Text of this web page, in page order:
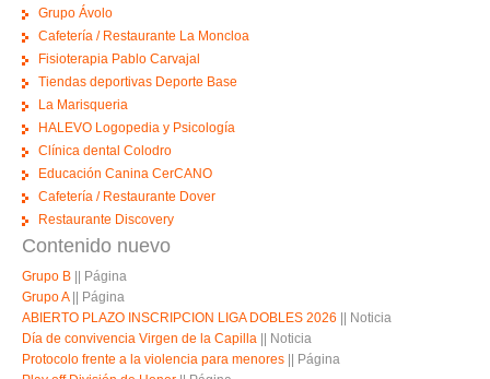
Grupo Ávolo
Cafetería / Restaurante La Moncloa
Fisioterapia Pablo Carvajal
Tiendas deportivas Deporte Base
La Marisqueria
HALEVO Logopedia y Psicología
Clínica dental Colodro
Educación Canina CerCANO
Cafetería / Restaurante Dover
Restaurante Discovery
Contenido nuevo
Grupo B
Página
Grupo A
Página
ABIERTO PLAZO INSCRIPCION LIGA DOBLES 2026
Noticia
Día de convivencia Virgen de la Capilla
Noticia
Protocolo frente a la violencia para menores
Página